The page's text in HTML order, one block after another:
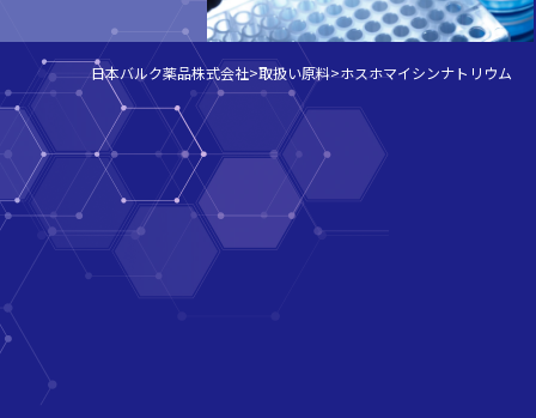
日本バルク薬品株式会社>取扱い原料>ホスホマイシンナトリウム